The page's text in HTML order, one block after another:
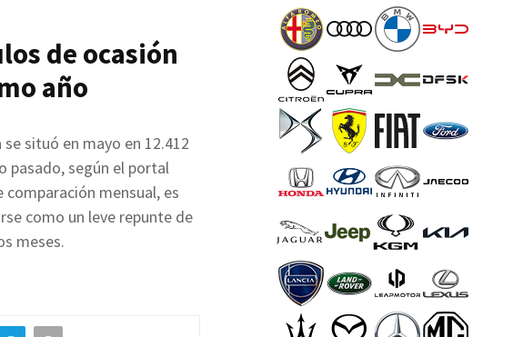
de ocasión
año
situó en mayo en 12.412
pasado, según el portal
mensual, es
como un leve repunte de
meses.